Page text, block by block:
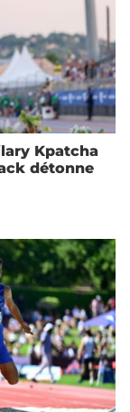
Kpatcha
détonne